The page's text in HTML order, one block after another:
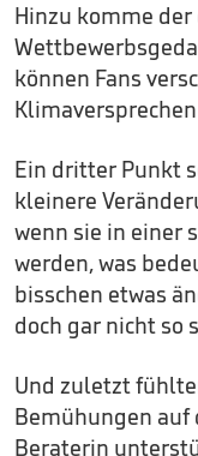
Hinzu komme
können Fans
Ein dritter Punkt
kleinere
wenn sie in einer
werden, was
bisschen etwas
doch gar nicht so
Und zuletzt
Bemühungen auf
Beraterin